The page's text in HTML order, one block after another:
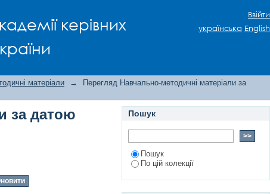
керівних
Ввійти
українська English
матеріали →
Перегляд Навчально-методичні матеріали за
за датою Пошук
Пошук
По цій колекції